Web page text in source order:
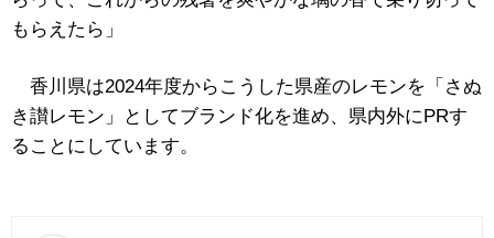
もらえたら」
香川県は2024年度からこうした県産のレモンを「さぬ
き讃レモン」としてブランド化を進め、県内外にPRす
ることにしています。